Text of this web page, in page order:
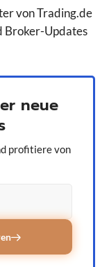
von Trading.de
Broker-Updates
neue
profitiere von